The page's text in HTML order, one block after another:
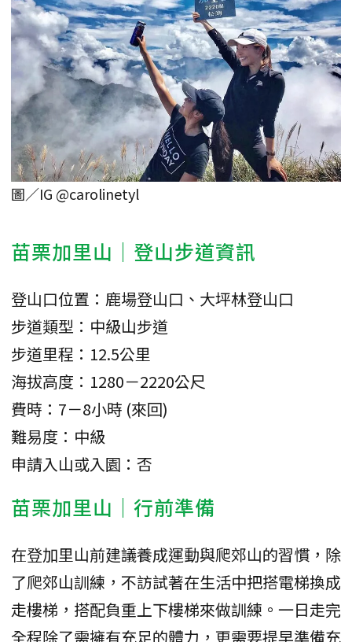
圖／IG @carolinetyl
苗栗加里山｜登山步道資訊
登山口位置：鹿場登山口、大坪林登山口
步道類型：中級山步道
步道里程：12.5公里
海拔高度：1280－2220公尺
費時：7－8小時 (來回)
難易度：中級
申請入山或入園：否
苗栗加里山｜行前準備
在登加里山前建議養成運動與爬郊山的習慣，除
了爬郊山訓練，不訪試著在生活中把搭電梯換成
走樓梯，搭配負重上下樓梯來做訓練。一日走完
全程除了需擁有充足的體力，更需要提早準備充